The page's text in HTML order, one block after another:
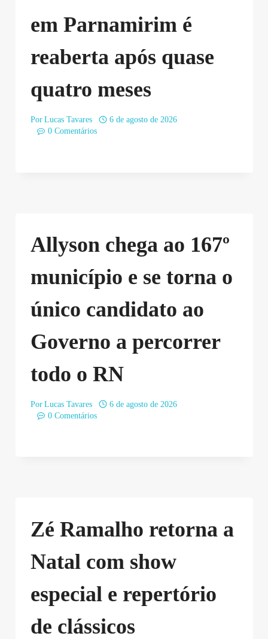
em Parnamirim é
reaberta após quase
quatro meses
Por Lucas Tavares
6 de agosto de 2026
0 Comentários
Allyson chega ao 167º
município e se torna o
único candidato ao
Governo a percorrer
todo o RN
Por Lucas Tavares
6 de agosto de 2026
0 Comentários
Zé Ramalho retorna a
Natal com show
especial e repertório
de clássicos